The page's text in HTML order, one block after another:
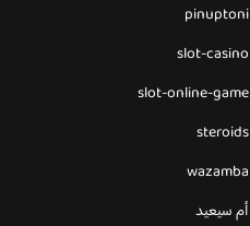
pinuptoni
slot-casino
slot-online-game
steroids
wazamba
أم سيعيد